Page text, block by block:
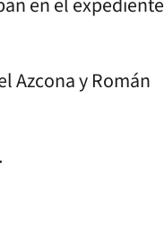
Azcona y Román